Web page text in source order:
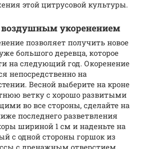
этой цитрусовой культуры.
укоренением
позволяет получить новое
большого деревца, которое
на следующий год. Окоренение
непосредственно на
Весной выберите на кроне
ветку с хорошо развитыми
во все стороны, сделайте на
последнего разветвления
шириной 1 см и наденьте на
с одной стороны горшок из
с дренажным отверстием,